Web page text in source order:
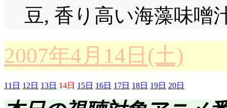
豆, 香り高い海藻味噌
2007年4月14日(土)
11日 12日 13日 14日 15日 16日 17日 18日 19日 20日